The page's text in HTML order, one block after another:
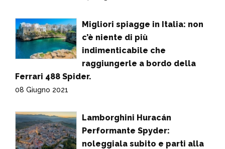
Migliori spiagge in Italia: non
c’è niente di più
indimenticabile che
raggiungerle a bordo della
Ferrari 488 Spider.
08 Giugno 2021
Lamborghini Huracán
Performante Spyder:
noleggiala subito e parti alla